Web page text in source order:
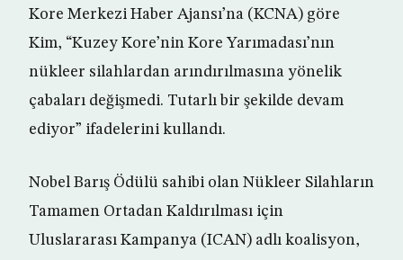
Kore Merkezi Haber Ajansı’na (KCNA) göre
Kim, “Kuzey Kore’nin Kore Yarımadası’nın
nükleer silahlardan arındırılmasına yönelik
çabaları değişmedi. Tutarlı bir şekilde devam
ediyor” ifadelerini kullandı.
Nobel Barış Ödülü sahibi olan Nükleer Silahların
Tamamen Ortadan Kaldırılması için
Uluslararası Kampanya (ICAN) adlı koalisyon,